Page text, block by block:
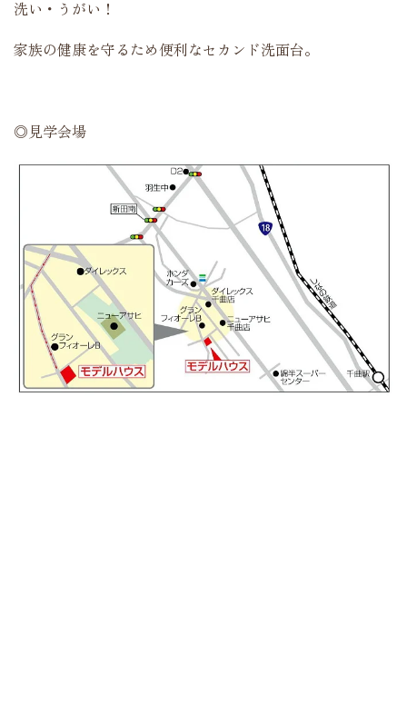
洗い・うがい！
家族の健康を守るため便利なセカンド洗面台。
◎見学会場